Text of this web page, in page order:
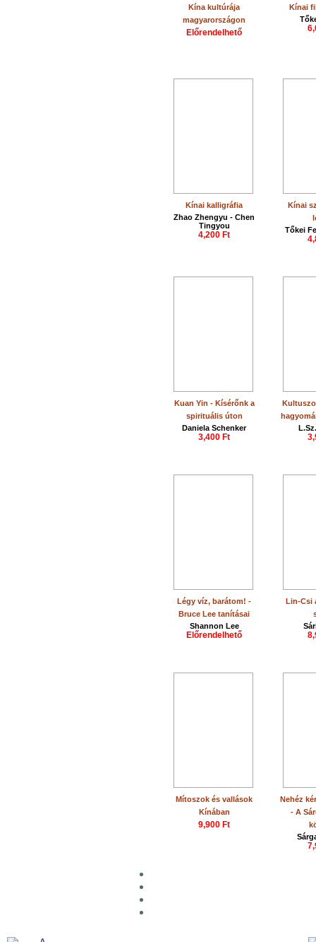
Kína kultúrája
magyarországon
Előrendelhető
Kínai
Kínai kalligráfia
Zhao Zhengyu - Chen
Tingyou
4,200 Ft
Kínai
Tőkei
Kuan Yin - Kísérőnk a
spirituális úton
Daniela Schenker
3,400 Ft
Légy víz, barátom! -
Bruce Lee tanításai
Shannon Lee
Előrendelhető
Lin-Csi
Mítoszok és vallások
Kínában
9,900 Ft
Nehéz
- A